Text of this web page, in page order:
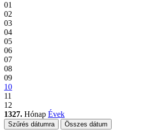
01
02
03
04
05
06
07
08
09
10
11
12
1327. Hónap Évek
Szűrés dátumra Összes dátum